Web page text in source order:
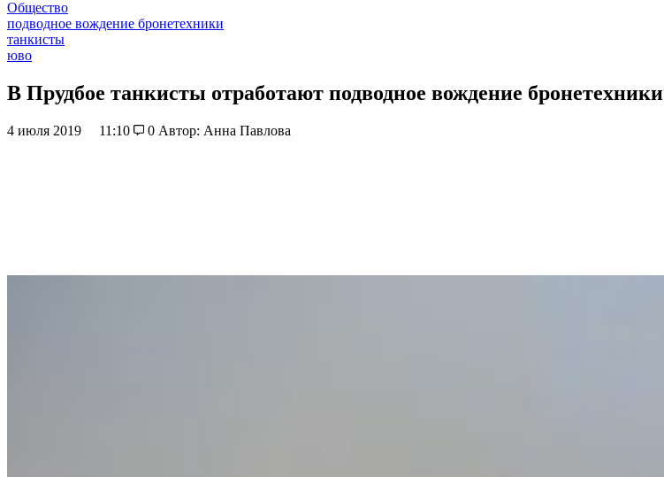
Общество
подводное вождение бронетехники
танкисты
юво
В Прудбое танкисты отработают подводное вождение бронетехники
4 июля 2019 11:10 0 Автор: Анна Павлова